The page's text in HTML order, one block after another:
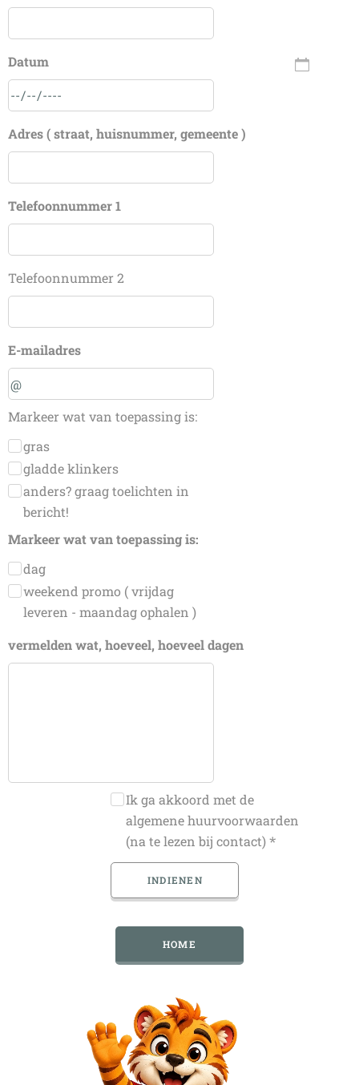
Datum
Adres ( straat, huisnummer, gemeente )
Telefoonnummer 1
Telefoonnummer 2
E-mailadres
Markeer wat van toepassing is:
gras
gladde klinkers
anders? graag toelichten in
bericht!
Markeer wat van toepassing is:
dag
weekend promo ( vrijdag
leveren - maandag ophalen )
vermelden wat, hoeveel, hoeveel dagen
Ik ga akkoord met de
algemene huurvoorwaarden
(na te lezen bij contact)
INDIENEN
HOME